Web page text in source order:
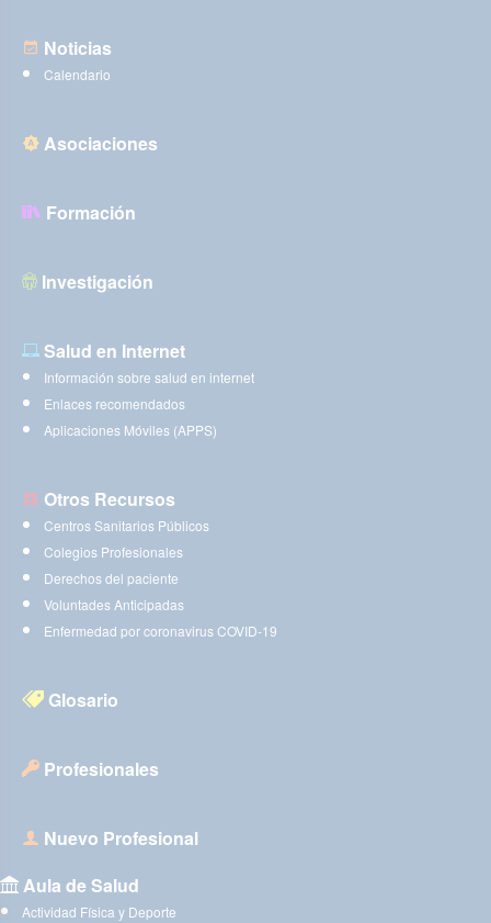
Noticias
Calendario
Asociaciones
Formación
Investigación
Salud en Internet
Información sobre salud en internet
Enlaces recomendados
Aplicaciones Móviles (APPS)
Otros Recursos
Centros Sanitarios Públicos
Colegios Profesionales
Derechos del paciente
Voluntades Anticipadas
Enfermedad por coronavirus COVID-19
Glosario
Profesionales
Nuevo Profesional
Aula de Salud
Actividad Física y Deporte